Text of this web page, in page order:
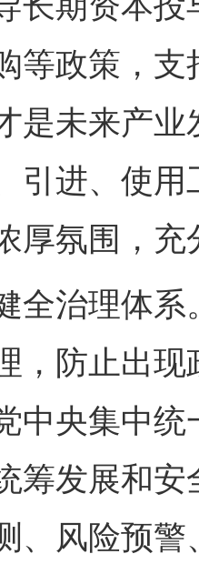
等政策，
是未来产
引进、使
厚氛围，
治理体系
，防止出
中央集中
筹发展和
、风险预